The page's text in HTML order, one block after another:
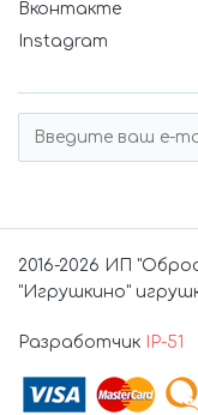
Вконтакте
Instagram
2016-2026 ИП
"Игрушкино"
Разработчик IP-51